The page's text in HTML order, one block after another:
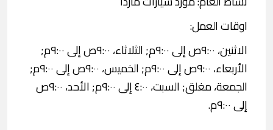
اوقات العمل:
الاثنين، ٩:٠٠ص إلى ٩:٠٠م; الثلاثاء، ٩:٠٠ص إلى ٩:٠٠م;
الأربعاء، ٩:٠٠ص إلى ٩:٠٠م; الخميس، ٩:٠٠ص إلى ٩:٠٠م;
الجمعة، مغلق; السبت، ٤:٠٠ إلى ٩:٠٠م; الأحد، ٩:٠٠ص
إلى ٩:٠٠م.